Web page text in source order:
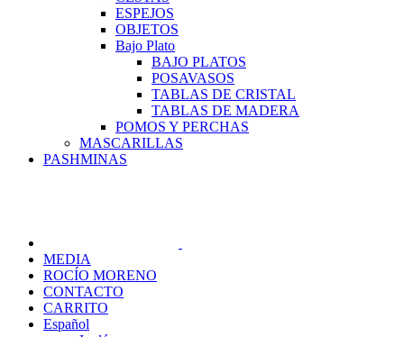
ESPEJOS
OBJETOS
Bajo Plato
BAJO PLATOS
POSAVASOS
TABLAS DE CRISTAL
TABLAS DE MADERA
POMOS Y PERCHAS
MASCARILLAS
PASHMINAS
MEDIA
ROCÍO MORENO
CONTACTO
CARRITO
Español